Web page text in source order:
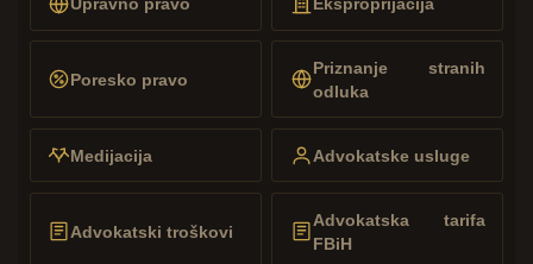
Poresko pravo
Priznanje stranih
odluka
Medijacija Advokatske usluge
Advokatski troškovi
Advokatska tarifa
FBiH